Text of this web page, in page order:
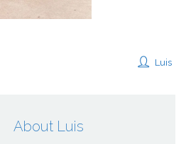
Luis
About Luis